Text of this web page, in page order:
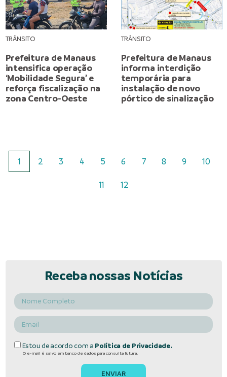
TRÂNSITO
Prefeitura de Manaus
intensifica operação
‘Mobilidade Segura’ e
reforça fiscalização na
zona Centro-Oeste
TRÂNSITO
Prefeitura de Manaus
informa interdição
temporária para
instalação de novo
pórtico de sinalização
1 2 3 4 5 6 7 8 9 10
11 12
Receba nossas Notícias
Estou de acordo com a Política de Privacidade.
O e-mail é salvo em banco de dados para consulta futura.